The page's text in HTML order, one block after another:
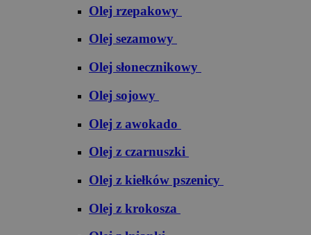
Olej rzepakowy
Olej sezamowy
Olej słonecznikowy
Olej sojowy
Olej z awokado
Olej z czarnuszki
Olej z kiełków pszenicy
Olej z krokosza